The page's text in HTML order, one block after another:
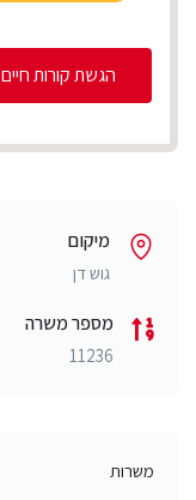
הגשת קורות חיים
מיקום
גוש דן
מספר משרה
11236
משרות